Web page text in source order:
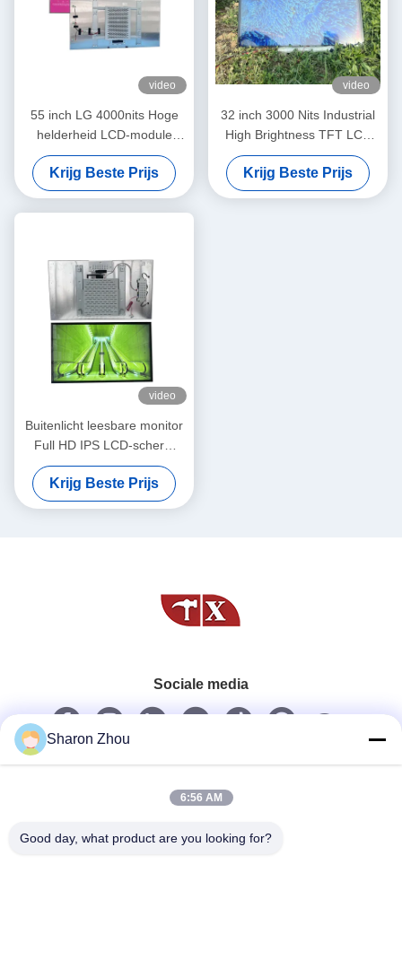
video
55 inch LG 4000nits Hoge
helderheid LCD-module
1080P/4K Optioneel A-Si
TFT-LCD-paneeltype
Krijg Beste Prijs
video
32 inch 3000 Nits Industrial
High Brightness TFT LCD
Panel met LVDS-interface
Krijg Beste Prijs
video
Buitenlicht leesbare monitor
Full HD IPS LCD-scherm
Energiebesparend
aangepast
Krijg Beste Prijs
Sociale media
Snel contact
Sharon Zhou
6:56 AM
Good day, what product are you looking for?